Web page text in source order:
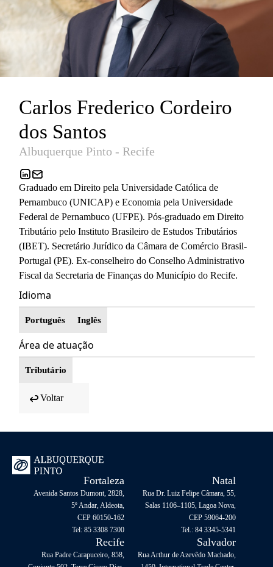
Carlos Frederico Cordeiro
dos Santos
Albuquerque Pinto - Recife
Graduado em Direito pela Universidade Católica de
Pernambuco (UNICAP) e Economia pela Universidade
Federal de Pernambuco (UFPE). Pós-graduado em Direito
Tributário pelo Instituto Brasileiro de Estudos Tributários
(IBET). Secretário Jurídico da Câmara de Comércio Brasil-
Portugal (PE). Ex-conselheiro do Conselho Administrativo
Fiscal da Secretaria de Finanças do Município do Recife.
Idioma
Português Inglês
Área de atuação
Tributário
Voltar
Fortaleza
Avenida Santos Dumont, 2828,
5º Andar, Aldeota,
CEP 60150-162
Tel: 85 3308 7300
Natal
Rua Dr. Luiz Felipe Câmara, 55,
Salas 1106–1105, Lagoa Nova,
CEP 59064-200
Tel.: 84 3345-5341
Recife
Rua Padre Carapuceiro, 858,
Salvador
Rua Arthur de Azevêdo Machado,